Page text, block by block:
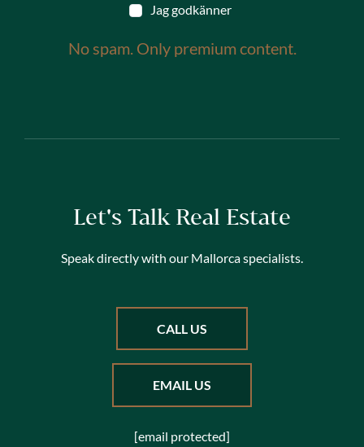
Jag godkänner
No spam. Only premium content.
Let's Talk Real Estate
Speak directly with our Mallorca specialists.
CALL US
EMAIL US
[email protected]